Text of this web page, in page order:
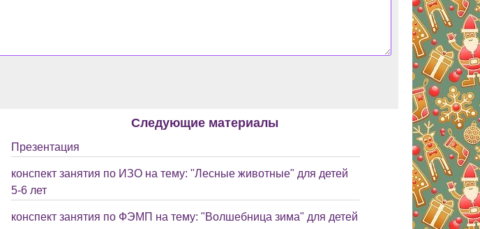
Следующие материалы
Презентация
конспект занятия по ИЗО на тему: "Лесные животные" для детей
5-6 лет
конспект занятия по ФЭМП на тему: "Волшебница зима" для детей